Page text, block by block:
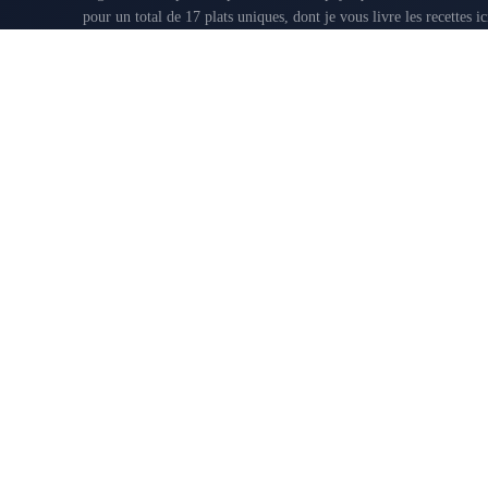
pour un total de 17 plats uniques, dont je vous livre les recettes